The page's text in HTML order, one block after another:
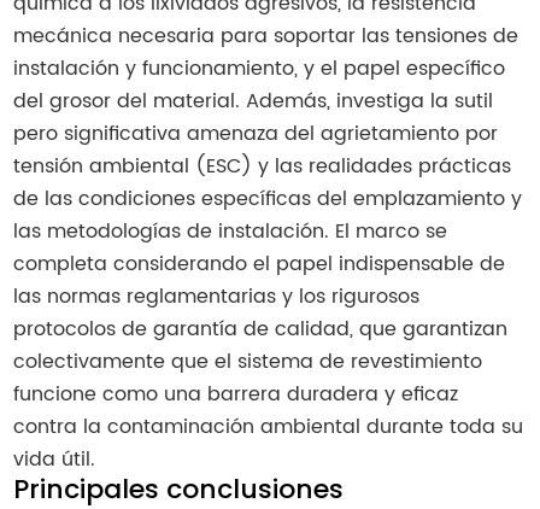
mecánica necesaria para soportar las tensiones de
instalación y funcionamiento, y el papel específico
del grosor del material. Además, investiga la sutil
pero significativa amenaza del agrietamiento por
tensión ambiental (ESC) y las realidades prácticas
de las condiciones específicas del emplazamiento y
las metodologías de instalación. El marco se
completa considerando el papel indispensable de
las normas reglamentarias y los rigurosos
protocolos de garantía de calidad, que garantizan
colectivamente que el sistema de revestimiento
funcione como una barrera duradera y eficaz
contra la contaminación ambiental durante toda su
vida útil.
Principales conclusiones